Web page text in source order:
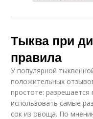
Тыква при
правила
У популярной
положительных
простоте:
использовать самые
сок из овоща. По